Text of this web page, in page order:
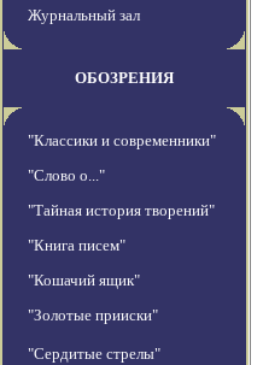
Журнальный зал
ОБОЗРЕНИЯ
"Классики и современники"
"Слово о..."
"Тайная история творений"
"Книга писем"
"Кошачий ящик"
"Золотые прииски"
"Сердитые стрелы"